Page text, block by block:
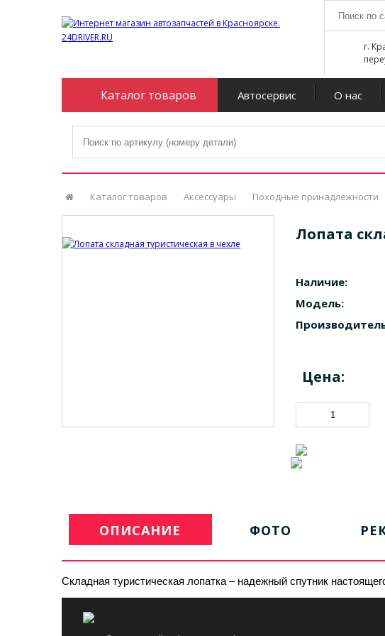
г.
Каталог товаров Автосервис О нас
Каталог товаров Аксессуары Походные принадлежности
Лопата
Наличие:
Модель:
Цена:
ОПИСАНИЕ ФОТО
Складная туристическая лопатка – надежный спутник